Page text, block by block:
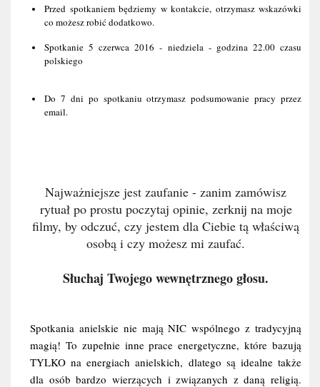
Przed spotkaniem będziemy w kontakcie, otrzymasz wskazówki
co możesz robić dodatkowo.
Spotkanie 5 czerwca 2016 - niedziela - godzina 22.00 czasu
polskiego
Do 7 dni po spotkaniu otrzymasz podsumowanie pracy przez
email.
Najważniejsze jest zaufanie - zanim zamówisz
rytuał po prostu poczytaj opinie, zerknij na moje
filmy, by odczuć, czy jestem dla Ciebie tą właściwą
osobą i czy możesz mi zaufać.
Słuchaj Twojego wewnętrznego głosu.
Spotkania anielskie nie mają NIC wspólnego z tradycyjną
magią! To zupełnie inne prace energetyczne, które bazują
TYLKO na energiach anielskich, dlatego są idealne także
dla osób bardzo wierzących i związanych z daną religią.